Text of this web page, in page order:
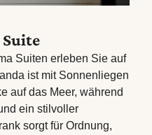
Suiten erleben Sie auf
ist mit Sonnenliegen
auf das Meer, während
ein stilvoller
sorgt für Ordnung,